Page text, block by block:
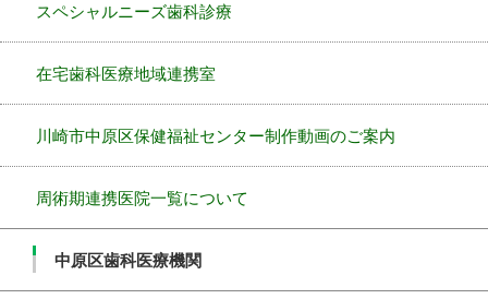
スペシャルニーズ歯科診療
在宅歯科医療地域連携室
川崎市中原区保健福祉センター制作動画のご案内
周術期連携医院一覧について
中原区歯科医療機関